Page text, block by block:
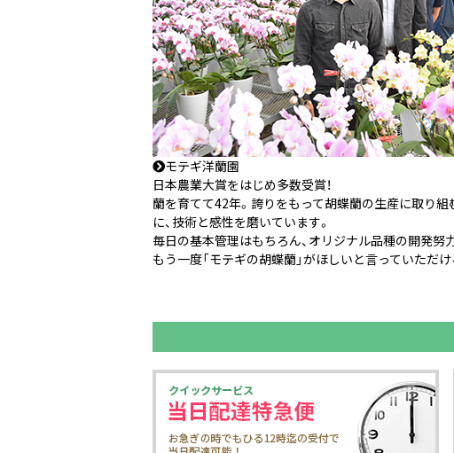
モテギ洋蘭園
日本農業大賞をはじめ多数受賞！
蘭を育てて42年。誇りをもって胡蝶蘭の生産に取り
に、技術と感性を磨いています。
毎日の基本管理はもちろん、オリジナル品種の開発努
もう一度「モテギの胡蝶蘭」がほしいと言っていただ